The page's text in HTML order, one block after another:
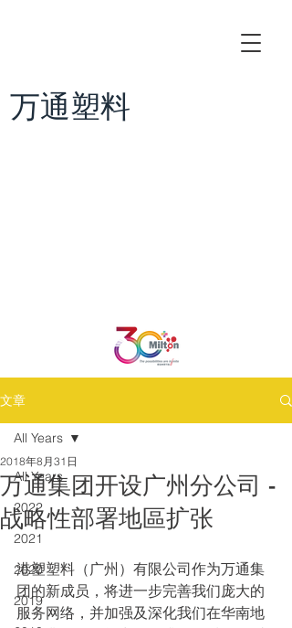
万通塑料
文章
All Years
2022
2021
2020
2019
All Years
万通集团开设广州分公司 -
战略性部署地區扩张
2018年8月31日
港塑塑料（广州）有限公司作为万通集
团的新成员，将进一步完善我们庞大的
服务网络，并加强及深化我们在华南地